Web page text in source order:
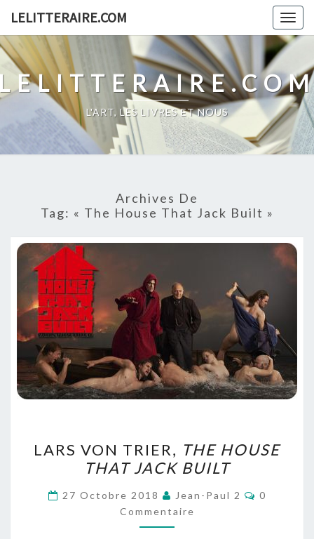
content
LELITTERAIRE.COM
L'ART, LES LIVRES ET NOUS
Archives De
Tag: « The House That Jack Built »
VON
TRIER,
THE
HOUSE
THAT
LARS VON TRIER, THE HOUSE
THAT JACK BUILT
27 Octobre 2018 Jean-Paul 2
0
Commentaire